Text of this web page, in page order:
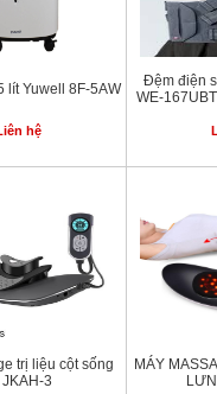
lít Yuwell 8F-5AW
hệ
Đệm điện
WE-
trị liệu cột sống
JKAH-3
MÁY